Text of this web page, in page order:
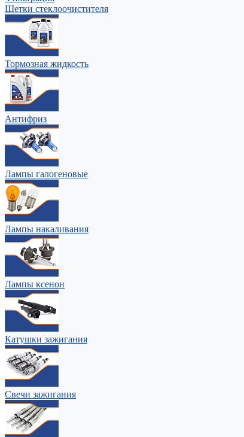
Щетки стеклоочистителя
Тормозная жидкость
Антифриз
Лампы галогеновые
Лампы накаливания
Лампы ксенон
Катушки зажигания
Свечи зажигания